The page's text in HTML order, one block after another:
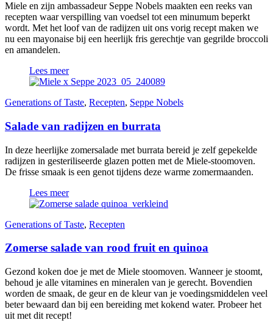
Miele en zijn ambassadeur Seppe Nobels maakten een reeks van
recepten waar verspilling van voedsel tot een minumum beperkt
wordt. Met het loof van de radijzen uit ons vorig recept maken we
nu een mayonaise bij een heerlijk fris gerechtje van gegrilde broccoli
en amandelen.
Lees meer
Generations of Taste, Recepten, Seppe Nobels
Salade van radijzen en burrata
In deze heerlijke zomersalade met burrata bereid je zelf gepekelde
radijzen in gesteriliseerde glazen potten met de Miele-stoomoven.
De frisse smaak is een genot tijdens deze warme zomermaanden.
Lees meer
Generations of Taste, Recepten
Zomerse salade van rood fruit en quinoa
Gezond koken doe je met de Miele stoomoven. Wanneer je stoomt,
behoud je alle vitamines en mineralen van je gerecht. Bovendien
worden de smaak, de geur en de kleur van je voedingsmiddelen veel
beter bewaard dan bij een bereiding met kokend water. Probeer het
uit met dit recept!